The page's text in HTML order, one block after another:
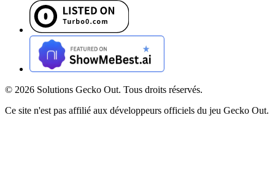
© 2026 Solutions Gecko Out. Tous droits réservés.
Ce site n'est pas affilié aux développeurs officiels du jeu Gecko Out.